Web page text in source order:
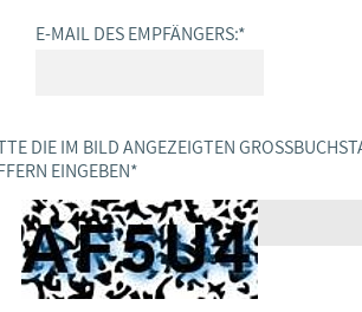
E-MAIL DES EMPFÄNGERS:*
DIE IM BILD ANGEZEIGTEN
EINGEBEN *